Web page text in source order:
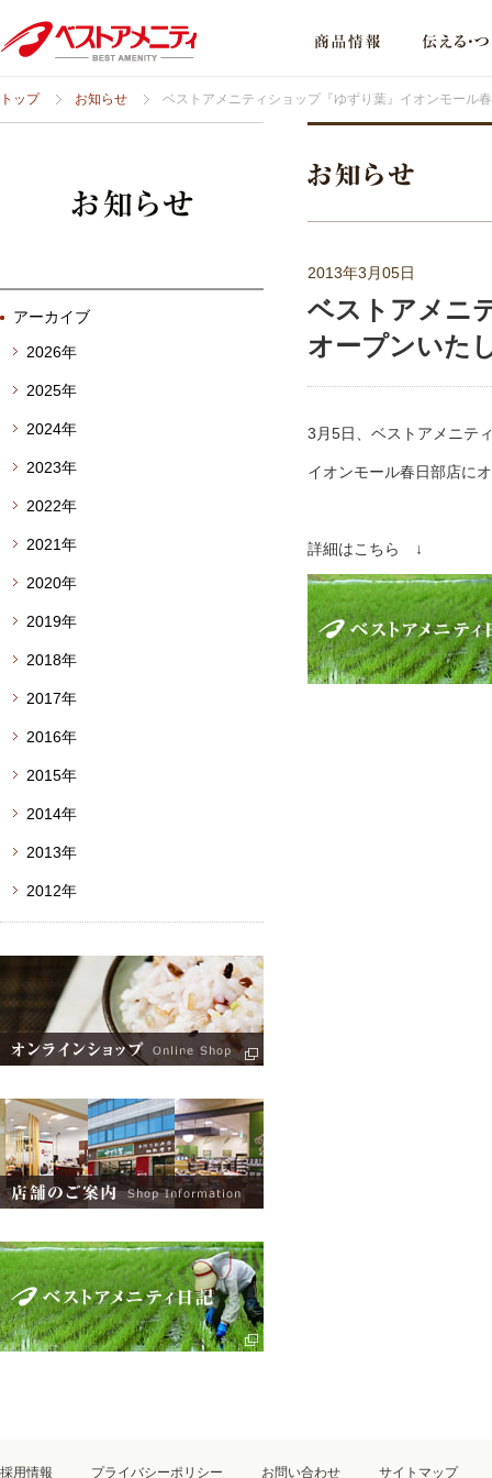
トップ お知らせ ベストアメニティショップ『ゆずり葉』イオンモール
2013年3月05日
ベストアメニ
オープンいた
3月5日、ベストアメニテ
イオンモール春日部店に
詳細はこちら ↓
アーカイブ
2026年
2025年
2024年
2023年
2022年
2021年
2020年
2019年
2018年
2017年
2016年
2015年
2014年
2013年
2012年
採用情報 プライバシーポリシー お問い合わせ サイトマップ